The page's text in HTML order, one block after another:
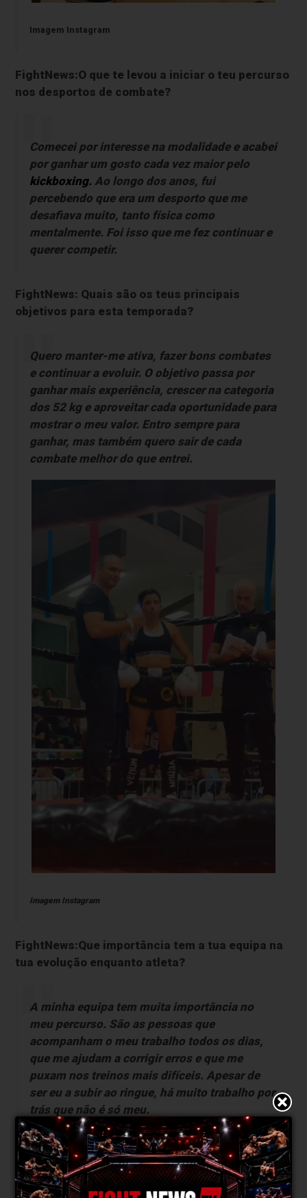
Imagem Instagram
FightNews:O que te levou a iniciar o teu percurso
nos desportos de combate?
Comecei por interesse na modalidade e acabei
por ganhar um gosto cada vez maior pelo
kickboxing. Ao longo dos anos, fui
percebendo que era um desporto que me
desafiava muito, tanto física como
mentalmente. Foi isso que me fez continuar e
querer competir.
FightNews: Quais são os teus principais
objetivos para esta temporada?
Quero manter-me ativa, fazer bons combates
e continuar a evoluir. O objetivo passa por
ganhar mais experiência, crescer na categoria
dos 52 kg e aproveitar cada oportunidade para
mostrar o meu valor. Entro sempre para
ganhar, mas também quero sair de cada
combate melhor do que entrei.
Imagem Instagram
FightNews:Que importância tem a tua equipa na
tua evolução enquanto atleta?
A minha equipa tem muita importância no
meu percurso. São as pessoas que
acompanham o meu trabalho todos os dias,
que me ajudam a corrigir erros e que me
puxam nos treinos mais difíceis. Apesar de
ser eu a subir ao ringue, há muito trabalho por
trás que não é só meu.